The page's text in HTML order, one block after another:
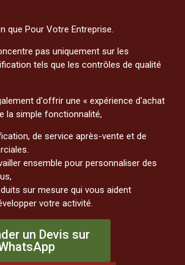
que Pour Votre Entreprise.
pas uniquement sur les
tels que les contrôles de qualité
d'offrir une « expérience d'achat
la simple fonctionnalité,
de service après-vente et de
ensemble pour personnaliser des
sur mesure qui vous aident
votre activité.
un Devis sur